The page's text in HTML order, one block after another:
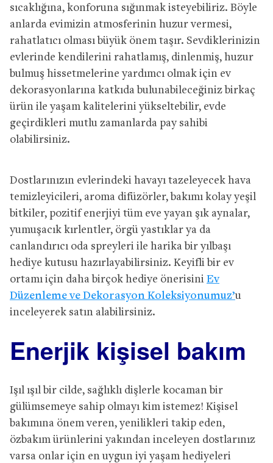
sıcaklığına, konforuna sığınmak isteyebiliriz. Böyle
anlarda evimizin atmosferinin huzur vermesi,
rahatlatıcı olması büyük önem taşır. Sevdiklerinizin
evlerinde kendilerini rahatlamış, dinlenmiş, huzur
bulmuş hissetmelerine yardımcı olmak için ev
dekorasyonlarına katkıda bulunabileceğiniz birkaç
ürün ile yaşam kalitelerini yükseltebilir, evde
geçirdikleri mutlu zamanlarda pay sahibi
olabilirsiniz.
Dostlarınızın evlerindeki havayı tazeleyecek hava
temizleyicileri, aroma difüzörler, bakımı kolay yeşil
bitkiler, pozitif enerjiyi tüm eve yayan şık aynalar,
yumuşacık kırlentler, örgü yastıklar ya da
canlandırıcı oda spreyleri ile harika bir yılbaşı
hediye kutusu hazırlayabilirsiniz. Keyifli bir ev
ortamı için daha birçok hediye önerisini Ev
Düzenleme ve Dekorasyon Koleksiyonumuz’u
inceleyerek satın alabilirsiniz.
Enerjik kişisel bakım
Işıl ışıl bir cilde, sağlıklı dişlerle kocaman bir
gülümsemeye sahip olmayı kim istemez! Kişisel
bakımına önem veren, yenilikleri takip eden,
özbakım ürünlerini yakından inceleyen dostlarınız
varsa onlar için en uygun iyi yaşam hediyeleri